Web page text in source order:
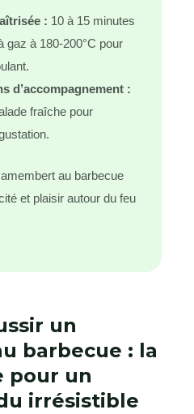
: 10 à 15 minutes
gaz à 180-200°C pour
d’accompagnement :
fraîche pour
au barbecue
et plaisir autour du feu
un
barbecue : la
pour un
irrésistible